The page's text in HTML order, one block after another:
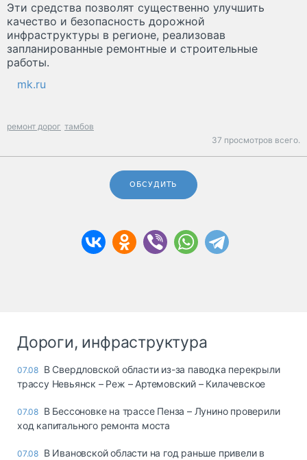
Эти средства позволят существенно улучшить
качество и безопасность дорожной
инфраструктуры в регионе, реализовав
запланированные ремонтные и строительные
работы.
mk.ru
ремонт дорог тамбов
37 просмотров всего.
ОБСУДИТЬ
Дороги, инфраструктура
07.08 В Свердловской области из-за паводка перекрыли
трассу Невьянск – Реж – Артемовский – Килачевское
07.08 В Бессоновке на трассе Пенза – Лунино проверили
ход капитального ремонта моста
07.08 В Ивановской области на год раньше привели в